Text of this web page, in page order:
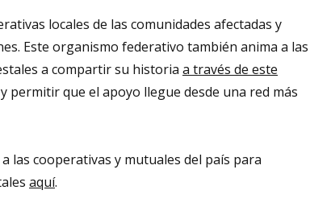
locales de las comunidades afectadas y
Este organismo federativo también anima a las
a compartir su historia a través de este
permitir que el apoyo llegue desde una red más
las cooperativas y mutuales del país para
aquí.